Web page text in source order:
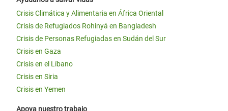
Crisis Climática y Alimentaria en África Oriental
Crisis de Refugiados Rohinyá en Bangladesh
Crisis de Personas Refugiadas en Sudán del Sur
Crisis en Gaza
Crisis en el Líbano
Crisis en Siria
Crisis en Yemen
Apoya nuestro trabajo